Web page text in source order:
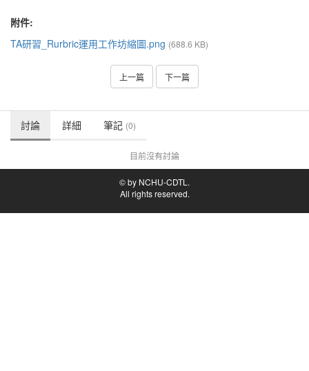
附件:
TA研習_Rurbric運用工作坊縮圖.png (688.6 KB)
上一篇 下一篇
討論 詳細 筆記 (0)
目前沒有討論
© by NCHU-CDTL.
All rights reserved.